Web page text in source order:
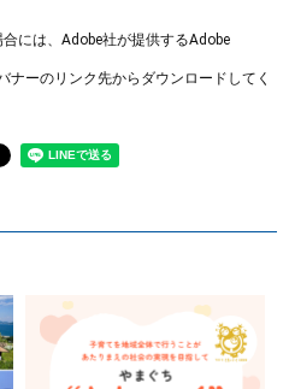
には、Adobe社が提供するAdobe
ナーのリンク先からダウンロードしてく